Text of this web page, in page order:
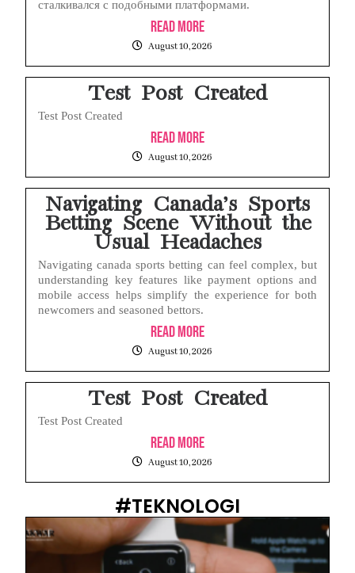
сталкивался с подобными платформами.
Read More
August 10, 2026
Test Post Created
Test Post Created
Read More
August 10, 2026
Navigating Canada’s Sports
Betting Scene Without the
Usual Headaches
Navigating canada sports betting can feel complex, but
understanding key features like payment options and
mobile access helps simplify the experience for both
newcomers and seasoned bettors.
Read More
August 10, 2026
Test Post Created
Test Post Created
Read More
August 10, 2026
#TEKNOLOGI